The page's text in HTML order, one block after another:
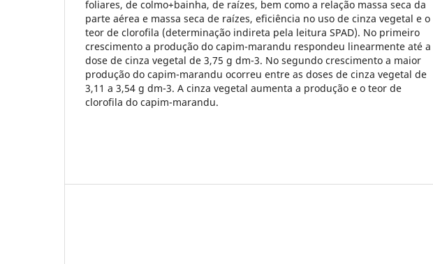
foliares, de colmo+bainha, de raízes, bem como a relação massa seca da
parte aérea e massa seca de raízes, eficiência no uso de cinza vegetal e o
teor de clorofila (determinação indireta pela leitura SPAD). No primeiro
crescimento a produção do capim-marandu respondeu linearmente até a
dose de cinza vegetal de 3,75 g dm-3. No segundo crescimento a maior
produção do capim-marandu ocorreu entre as doses de cinza vegetal de
3,11 a 3,54 g dm-3. A cinza vegetal aumenta a produção e o teor de
clorofila do capim-marandu.